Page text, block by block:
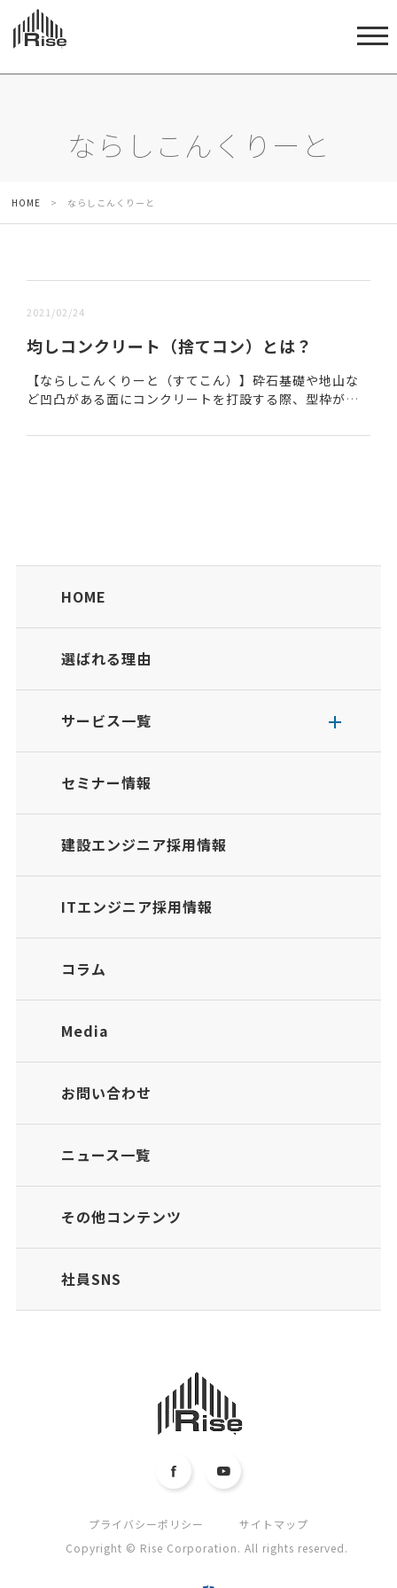
ならしこんくりーと
HOME > ならしこんくりーと
2021/02/24
均しコンクリート（捨てコン）とは？
【ならしこんくりーと（すてこん）】砕石基礎や地山な
ど凹凸がある面にコンクリートを打設する際、型枠が設
薄いコンクリートのこと。凹凸面を均す、の意味からこ...
HOME
選ばれる理由
サービス一覧
セミナー情報
建設エンジニア採用情報
ITエンジニア採用情報
コラム
Media
お問い合わせ
ニュース一覧
その他コンテンツ
社員SNS
プライバシーポリシー
サイトマップ
Copyright © Rise Corporation. All rights reserved.